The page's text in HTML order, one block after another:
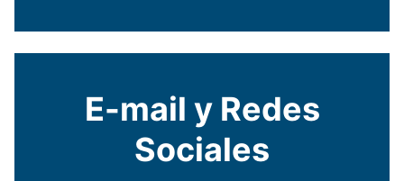
E-mail y Redes
Sociales